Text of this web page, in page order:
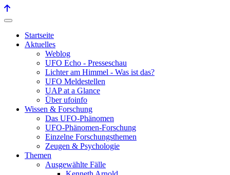
Startseite
Aktuelles
Weblog
UFO Echo - Presseschau
Lichter am Himmel - Was ist das?
UFO Meldestellen
UAP at a Glance
Über ufoinfo
Wissen & Forschung
Das UFO-Phänomen
UFO-Phänomen-Forschung
Einzelne Forschungsthemen
Zeugen & Psychologie
Themen
Ausgewählte Fälle